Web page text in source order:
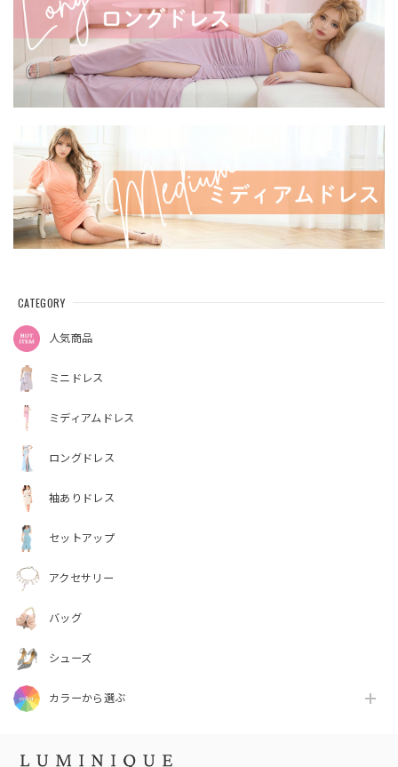
CATEGORY
人気商品
ミニドレス
ミディアムドレス
ロングドレス
袖ありドレス
セットアップ
アクセサリー
バッグ
シューズ
カラーから選ぶ